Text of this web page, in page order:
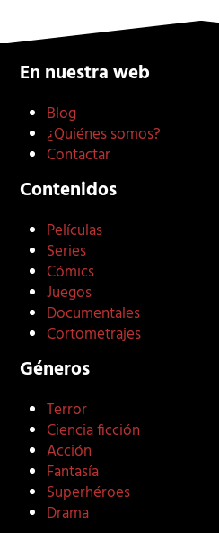
En nuestra web
Blog
¿Quiénes somos?
Contactar
Contenidos
Películas
Series
Cómics
Juegos
Documentales
Cortometrajes
Géneros
Terror
Ciencia ficción
Acción
Fantasía
Superhéroes
Drama